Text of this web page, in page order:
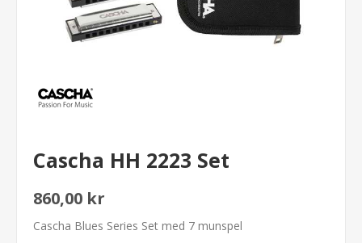
Cascha HH 2223 Set
860,00 kr
Cascha Blues Series Set med 7 munspel